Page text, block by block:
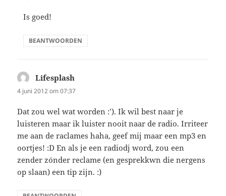
Is goed!
BEANTWOORDEN
Lifesplash
4 juni 2012 om 07:37
Dat zou wel wat worden :’). Ik wil best naar je
luisteren maar ik luister nooit naar de radio. Irriteer
me aan de raclames haha, geef mij maar een mp3 en
oortjes! :D En als je een radiodj word, zou een
zender zónder reclame (en gesprekkwn die nergens
op slaan) een tip zijn. :)